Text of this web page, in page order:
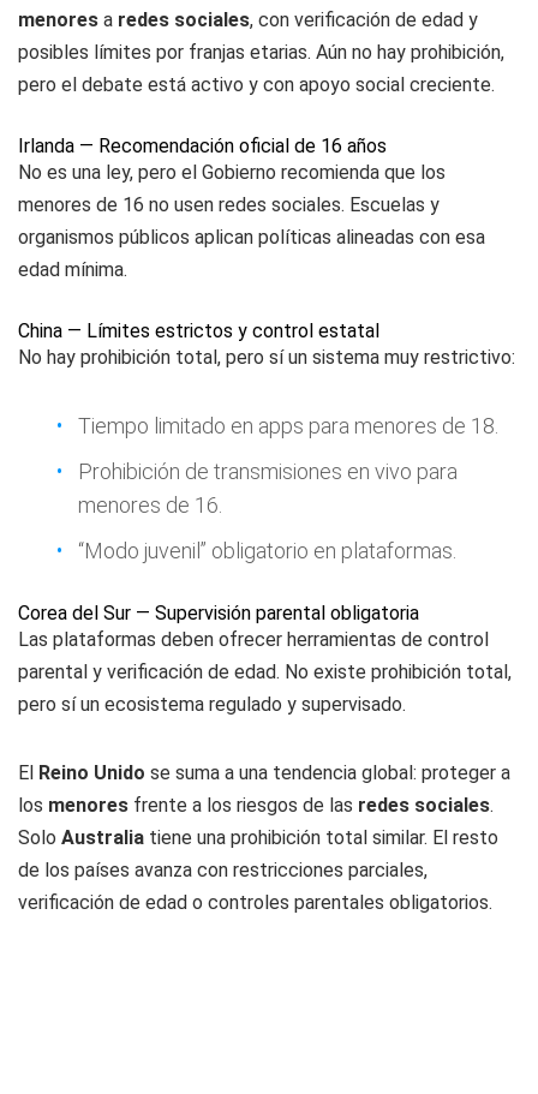
menores a redes sociales, con verificación de edad y
posibles límites por franjas etarias. Aún no hay prohibición,
pero el debate está activo y con apoyo social creciente.
Irlanda — Recomendación oficial de 16 años
No es una ley, pero el Gobierno recomienda que los
menores de 16 no usen redes sociales. Escuelas y
organismos públicos aplican políticas alineadas con esa
edad mínima.
China — Límites estrictos y control estatal
No hay prohibición total, pero sí un sistema muy restrictivo:
Tiempo limitado en apps para menores de 18.
Prohibición de transmisiones en vivo para
menores de 16.
“Modo juvenil” obligatorio en plataformas.
Corea del Sur — Supervisión parental obligatoria
Las plataformas deben ofrecer herramientas de control
parental y verificación de edad. No existe prohibición total,
pero sí un ecosistema regulado y supervisado.
El Reino Unido se suma a una tendencia global: proteger a
los menores frente a los riesgos de las redes sociales.
Solo Australia tiene una prohibición total similar. El resto
de los países avanza con restricciones parciales,
verificación de edad o controles parentales obligatorios.